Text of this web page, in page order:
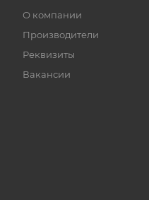
О компании
Производители
Реквизиты
Вакансии